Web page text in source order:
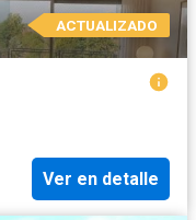
ACTUALIZADO
Ver en detalle